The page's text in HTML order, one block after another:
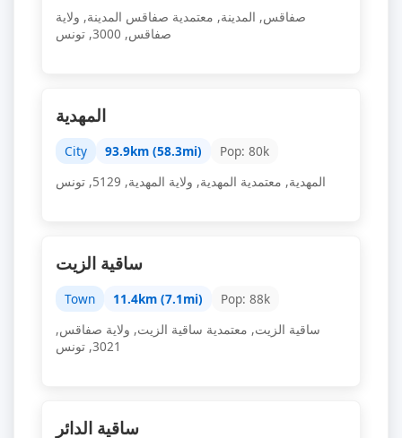
صفاقس, المدينة, معتمدية صفاقس المدينة, ولاية
صفاقس, 3000, تونس
المهدية
City 93.9km (58.3mi)
Pop: 80k
المهدية, معتمدية المهدية, ولاية المهدية, 5129, تونس
ساقية الزيت
Town 11.4km (7.1mi)
Pop: 88k
ساقية الزيت, معتمدية ساقية الزيت, ولاية صفاقس,
3021, تونس
ساقية الدائر